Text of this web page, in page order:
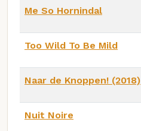
Me So Hornindal
Too Wild To Be Mild
Naar de Knoppen! (2018)
Nuit Noire